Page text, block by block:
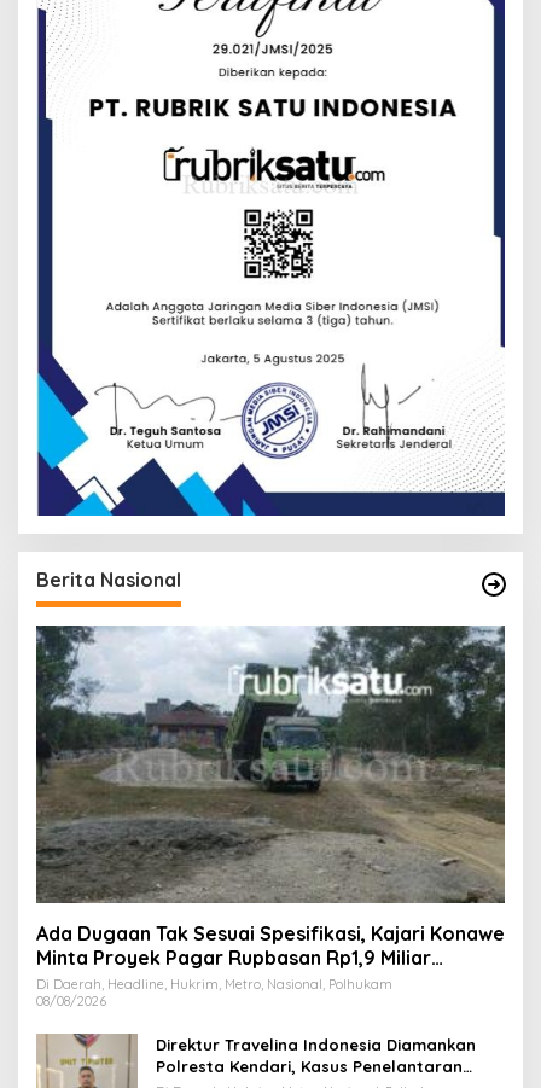
Berita Nasional
Ada Dugaan Tak Sesuai Spesifikasi, Kajari Konawe
Minta Proyek Pagar Rupbasan Rp1,9 Miliar
Dihentikan
Di Daerah, Headline, Hukrim, Metro, Nasional, Polhukam
08/08/2026
Direktur Travelina Indonesia Diamankan
Polresta Kendari, Kasus Penelantaran